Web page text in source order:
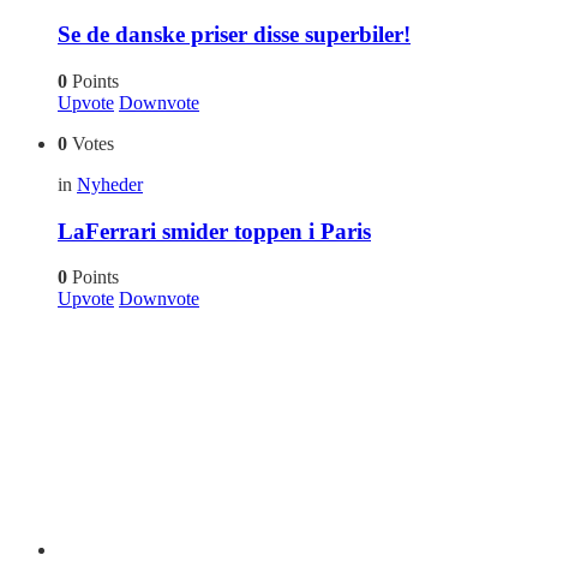
Se de danske priser disse superbiler!
0 Points
Upvote Downvote
0 Votes
in Nyheder
LaFerrari smider toppen i Paris
0 Points
Upvote Downvote